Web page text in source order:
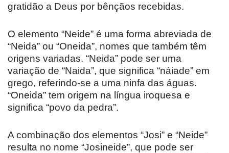
gratidão a Deus por bênçãos recebidas.
O elemento “Neide” é uma forma abreviada de
“Neida” ou “Oneida”, nomes que também têm
origens variadas. “Neida” pode ser uma
variação de “Naida”, que significa “náiade” em
grego, referindo-se a uma ninfa das águas.
“Oneida” tem origem na língua iroquesa e
significa “povo da pedra”.
A combinação dos elementos “Josi” e “Neide”
resulta no nome “Josineide”, que pode ser